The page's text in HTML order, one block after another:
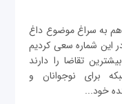
هم به سراغ موضوع داغ
این شماره سعی کردیم
مهم‌ترین مشاغلی را که در سال 1400 بیشترین تقاضا را دارند
239 ماهنامه شبکه برای نوجوانان و
خود...